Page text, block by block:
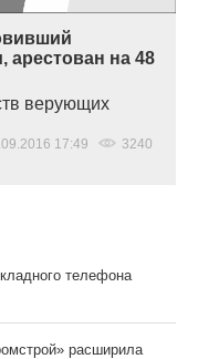
арестован на 48
верующих
17:49 3240
телефона
расширила